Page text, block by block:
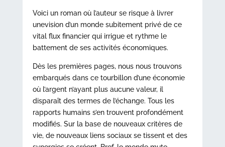
Voici un roman où l’auteur se risque à livrer
unevision d’un monde subitement privé de ce
vital flux financier qui irrigue et rythme le
battement de ses activités économiques.
Dès les premières pages, nous nous trouvons
embarqués dans ce tourbillon d’une économie
où l’argent n’ayant plus aucune valeur, il
disparaît des termes de l’échange. Tous les
rapports humains s’en trouvent profondément
modifiés. Sur la base de nouveaux critères de
vie, de nouveaux liens sociaux se tissent et des